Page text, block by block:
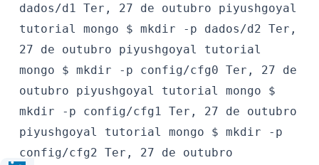
dados/d1 Ter, 27 de outubro piyushgoyal
tutorial mongo $mkdir -p dados/d2 Ter,
27 de outubro piyushgoyal
tutorial
mongo $mkdir -p config/cfg0 Ter, 27 de
outubro piyushgoyal
tutorial mongo $
mkdir -p config/cfg1 Ter, 27 de outubro
piyushgoyal
tutorial mongo $mkdir -p
config/cfg2 Ter, 27 de outubro